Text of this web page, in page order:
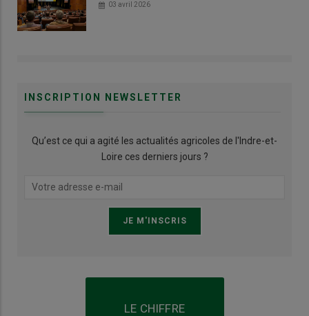
03 avril 2026
INSCRIPTION NEWSLETTER
Qu’est ce qui a agité les actualités agricoles de l'Indre-et-
Loire ces derniers jours ?
LE CHIFFRE